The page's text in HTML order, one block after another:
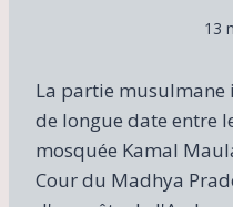
13
La partie
de longue date entre
mosquée Kamal
Cour du Madhya